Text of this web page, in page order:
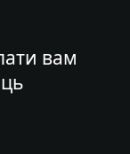
вам